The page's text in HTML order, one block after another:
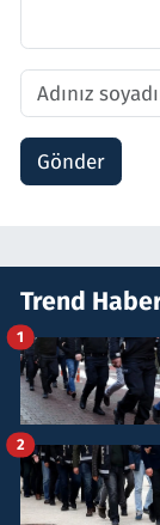
Gönder
Trend
1
2